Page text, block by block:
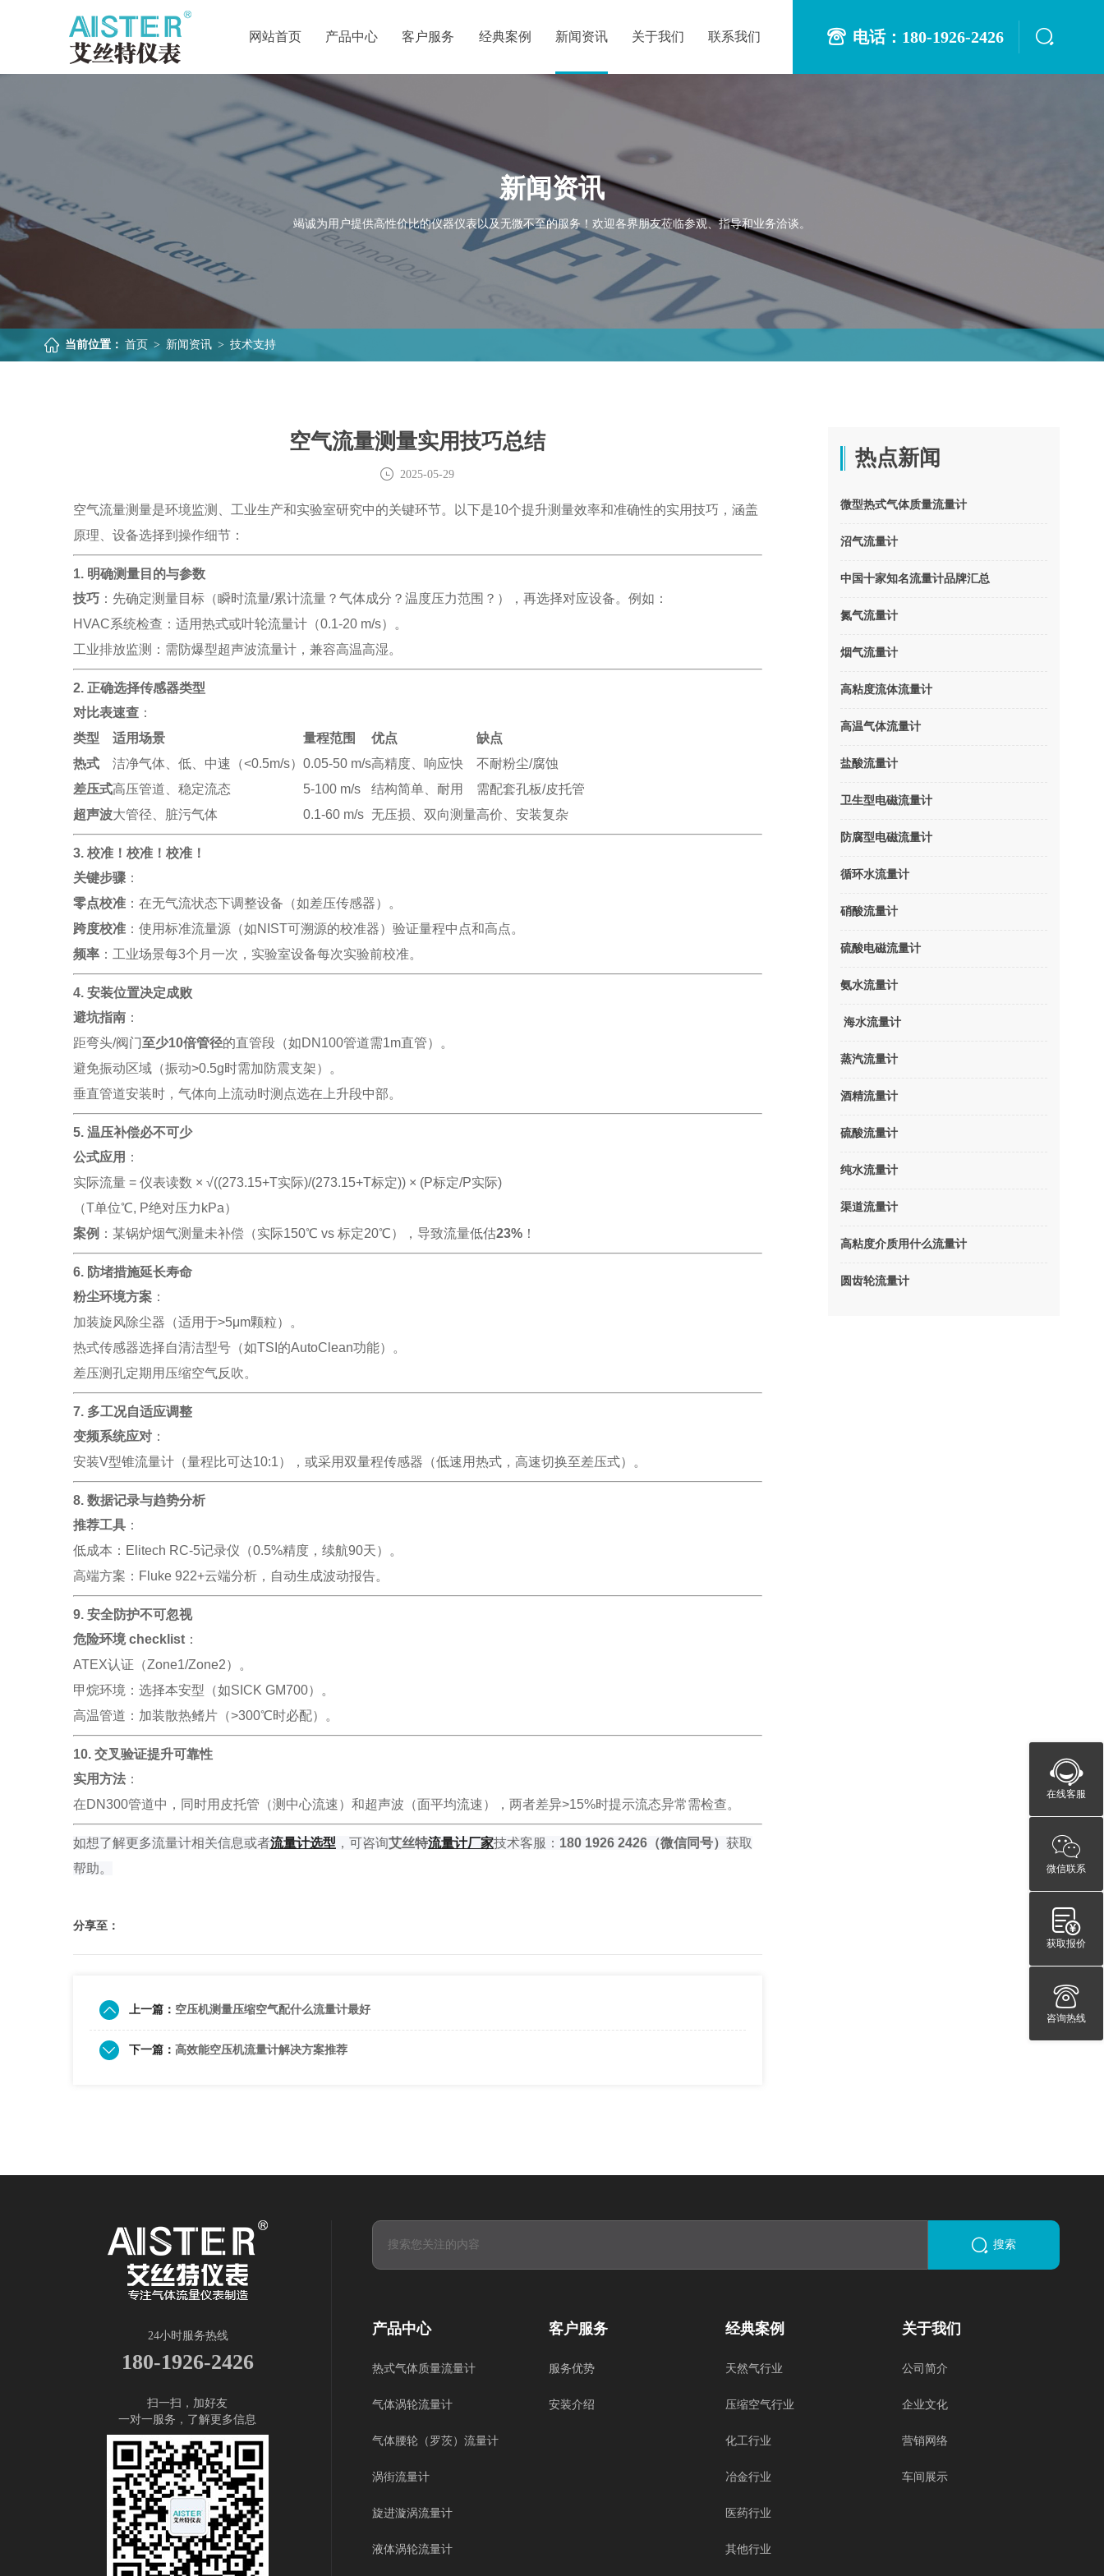
网站首页 产品中心 客户服务 经典案例 新闻资讯 关于我们 联系我们 电话：180-1926-2426
新闻资讯
竭诚为用户提供高性价比的仪器仪表以及无微不至的服务！欢迎各界朋友莅临参观、指导和业务洽谈。
当前位置： 首页 > 新闻资讯 > 技术支持
空气流量测量实用技巧总结
2025-05-29
空气流量测量是环境监测、工业生产和实验室研究中的关键环节。以下是10个提升测量效率和准确性的实用技巧，涵盖
原理、设备选择到操作细节：
1. 明确测量目的与参数
技巧：先确定测量目标（瞬时流量/累计流量？气体成分？温度压力范围？），再选择对应设备。例如：
HVAC系统检查：适用热式或叶轮流量计（0.1-20 m/s）。
工业排放监测：需防爆型超声波流量计，兼容高温高湿。
2. 正确选择传感器类型
对比表速查：
类型
适用场景 量程范围 优点
缺点
热式
洁净气体、低、中速（<0.5m/s） 0.05-50 m/s高精度、响应快
不耐粉尘/腐蚀
差压式高压管道、稳定流态 5-100 m/s 结构简单、耐用
需配套孔板/皮托管
超声波大管径、脏污气体 0.1-60 m/s 无压损、双向测量高价、安装复杂
3. 校准！校准！校准！
关键步骤：
零点校准：在无气流状态下调整设备（如差压传感器）。
跨度校准：使用标准流量源（如NIST可溯源的校准器）验证量程中点和高点。
频率：工业场景每3个月一次，实验室设备每次实验前校准。
4. 安装位置决定成败
避坑指南：
距弯头/阀门至少10倍管径的直管段（如DN100管道需1m直管）。
避免振动区域（振动>0.5g时需加防震支架）。
垂直管道安装时，气体向上流动时测点选在上升段中部。
5. 温压补偿必不可少
公式应用 ：
实际流量 = 仪表读数 × √((273.15+T实际)/(273.15+T标定)) × (P标定/P实际)
（T单位℃, P绝对压力kPa）
案例 ：某锅炉烟气测量未补偿（实际150℃ vs 标定20℃），导致流量低估23%！
6. 防堵措施延长寿命
粉尘环境方案：
加装旋风除尘器（适用于>5μm颗粒）。
热式传感器选择自清洁型号（如TSI的AutoClean功能）。
差压测孔定期用压缩空气反吹。
7. 多工况自适应调整
变频系统应对：
安装V型锥流量计（量程比可达10:1），或采用双量程传感器（低速用热式，高速切换至差压式）。
8. 数据记录与趋势分析
推荐工具：
低成本：Elitech RC-5记录仪（0.5%精度，续航90天）。
高端方案：Fluke 922+云端分析，自动生成波动报告。
9. 安全防护不可忽视
危险环境 checklist：
ATEX认证（Zone1/Zone2）。
甲烷环境：选择本安型（如SICK GM700）。
高温管道：加装散热鳍片（>300℃时必配）。
10. 交叉验证提升可靠性
实用方法：
在DN300管道中，同时用皮托管（测中心流速）和超声波（面平均流速），两者差异>15%时提示流态异常需检查。
如想了解更多流量计相关信息或者流量计选型 ，可咨询艾丝特流量计厂家技术客服： 180 1926 2426（微信同号） 获取
帮助。
分享至：
上一篇： 空压机测量压缩空气配什么流量计最好
下一篇： 高效能空压机流量计解决方案推荐
热点新闻
微型热式气体质量流量计
沼气流量计
中国十家知名流量计品牌汇总
氮气流量计
烟气流量计
高粘度流体流量计
高温气体流量计
盐酸流量计
卫生型电磁流量计
防腐型电磁流量计
循环水流量计
硝酸流量计
硫酸电磁流量计
氨水流量计
海水流量计
蒸汽流量计
酒精流量计
硫酸流量计
纯水流量计
渠道流量计
高粘度介质用什么流量计
圆齿轮流量计
24小时服务热线
180-1926-2426
扫一扫，加好友
一对一服务，了解更多信息
搜索
产品中心
热式气体质量流量计
气体涡轮流量计
气体腰轮（罗茨）流量计
涡街流量计
旋进漩涡流量计
液体涡轮流量计
客户服务
服务优势
安装介绍
经典案例
天然气行业
压缩空气行业
化工行业
冶金行业
医药行业
其他行业
关于我们
公司简介
企业文化
营销网络
车间展示
在线客服
微信联系
获取报价
咨询热线